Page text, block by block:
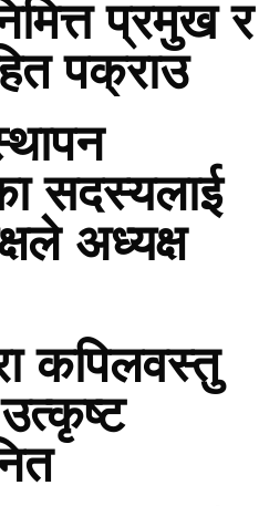
प्रमुख र
पक्राउ
सदस्यलाई
अध्यक्ष
कपिलवस्तु
उत्कृष्ट